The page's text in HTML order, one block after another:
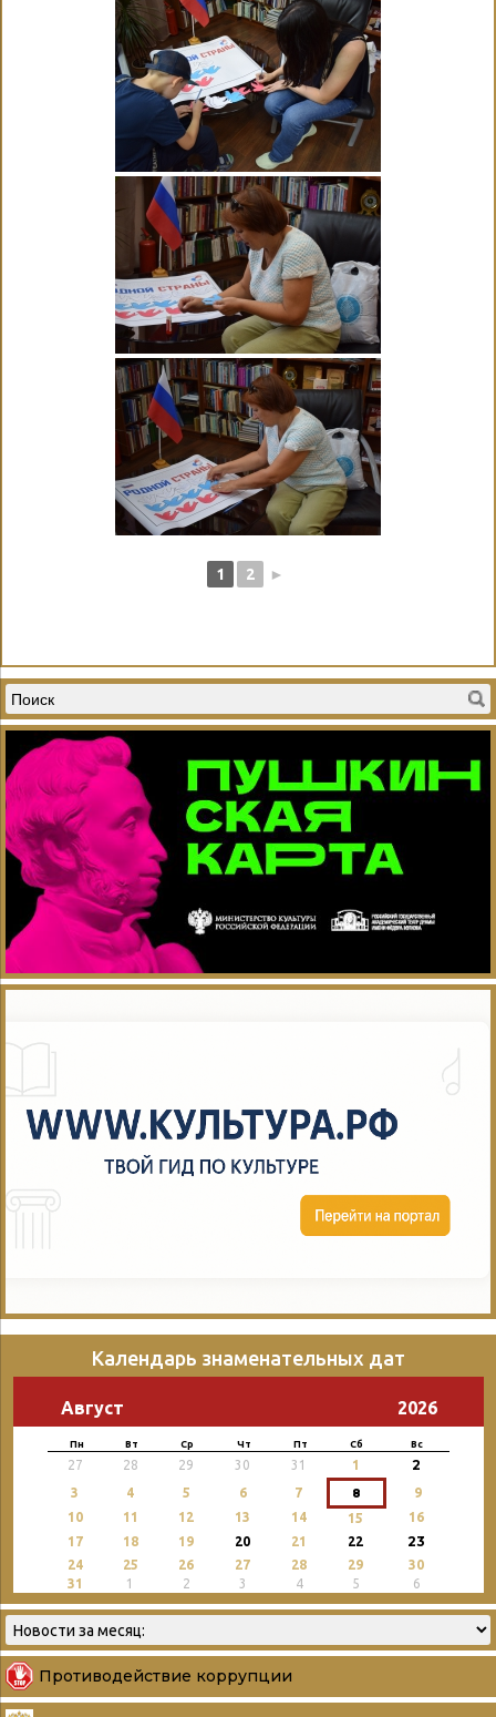
1 2 ►
Календарь знаменательных дат
Август 2026
Пн Вт Ср Чт Пт Сб Вс
27 28 29 30 31 1 2
3 4 5 6 7 8
9
10
11 12 13 14 15
16
17
18 19 20 21 22 23
24 25 26 27 28 29
30
31
1 2 3 4 5 6
Противодействие коррупции